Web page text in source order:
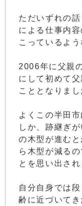
ただいずれの
による仕事内
こっているよ
2006年に父親
にして初めて
こととなりまし
よくこの半田
しか、跡継ぎ
の木型が進む
ら木型が減る
とを思い出され
自分自身では
齢に近づいてき